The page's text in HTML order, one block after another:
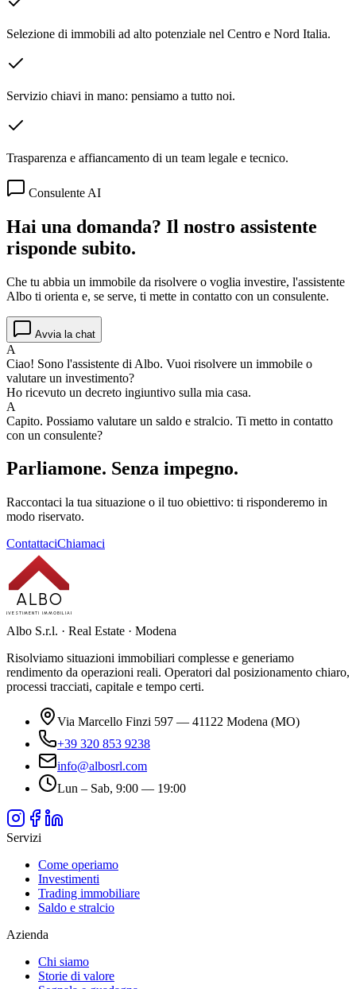
Selezione di immobili ad alto potenziale nel Centro e Nord Italia.
Servizio chiavi in mano: pensiamo a tutto noi.
Trasparenza e affiancamento di un team legale e tecnico.
Consulente AI
Hai una domanda? Il nostro assistente
risponde subito.
Che tu abbia un immobile da risolvere o voglia investire, l'assistente
Albo ti orienta e, se serve, ti mette in contatto con un consulente.
Avvia la chat
A
Ciao! Sono l'assistente di Albo. Vuoi risolvere un immobile o
valutare un investimento?
Ho ricevuto un decreto ingiuntivo sulla mia casa.
A
Capito. Possiamo valutare un saldo e stralcio. Ti metto in contatto
con un consulente?
Parliamone. Senza impegno.
Raccontaci la tua situazione o il tuo obiettivo: ti risponderemo in
modo riservato.
ContattaciChiamaci
ALBO
INVESTIMENTI IMMOBILIARI
Albo S.r.l. · Real Estate · Modena
Risolviamo situazioni immobiliari complesse e generiamo
rendimento da operazioni reali. Operatori dal posizionamento chiaro,
processi tracciati, capitale e tempo certi.
Via Marcello Finzi 597 — 41122 Modena (MO)
+39 320 853 9238
info@albosrl.com
Lun – Sab, 9:00 — 19:00
Servizi
Come operiamo
Investimenti
Trading immobiliare
Saldo e stralcio
Azienda
Chi siamo
Storie di valore